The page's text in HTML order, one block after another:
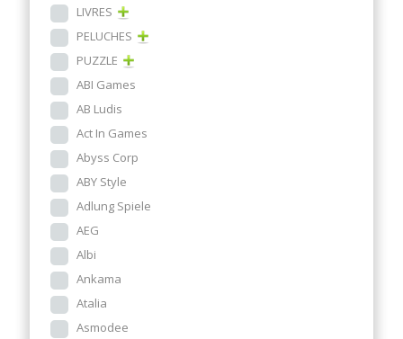
LIVRES
PELUCHES
PUZZLE
ABI Games
AB Ludis
Act In Games
Abyss Corp
ABY Style
Adlung Spiele
AEG
Albi
Ankama
Atalia
Asmodee